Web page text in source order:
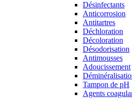
Désinfectants
Anticorrosion
Antitartres
Déchloration
Décoloration
Désodorisation
Antimousses
Adoucissement
Tampon de pH
Agents